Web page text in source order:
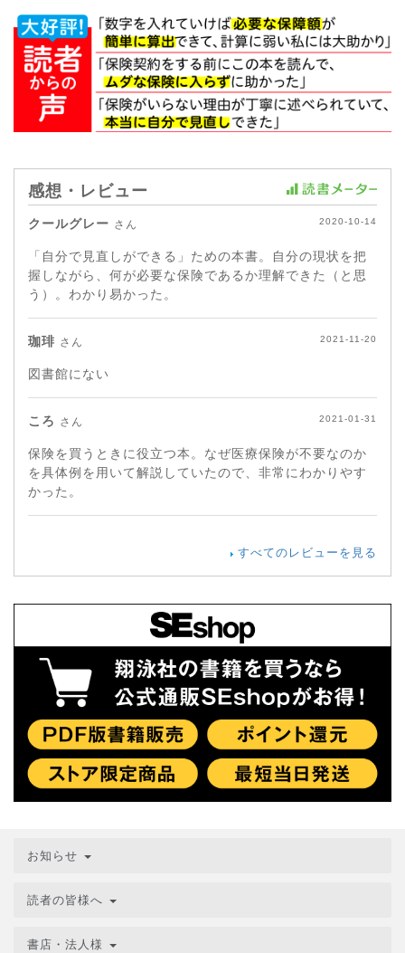
感想・レビュー
クールグレー さん 2020-10-14
「自分で見直しができる」ための本書。自分の現状を把
握しながら、何が必要な保険であるか理解できた（と思
う）。わかり易かった。
珈琲 さん 2021-11-20
図書館にない
ころ さん 2021-01-31
保険を買うときに役立つ本。なぜ医療保険が不要なのか
を具体例を用いて解説していたので、非常にわかりやす
かった。
すべてのレビューを見る
お知らせ
読者の皆様へ
書店・法人様